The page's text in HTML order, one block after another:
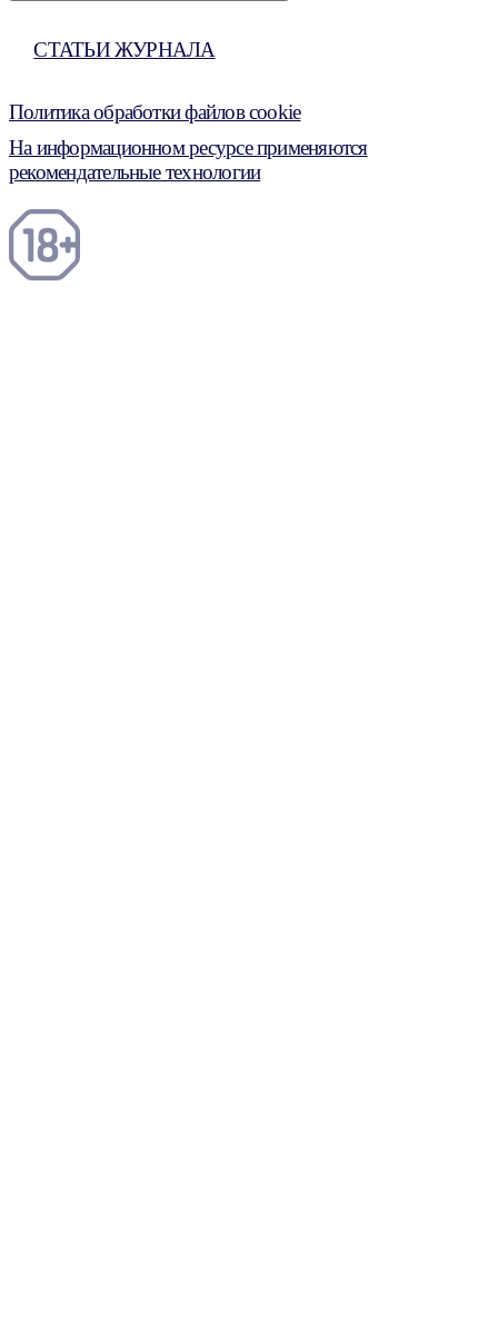
СТАТЬИ ЖУРНАЛА
Политика обработки файлов cookie
На информационном ресурсе применяются
рекомендательные технологии